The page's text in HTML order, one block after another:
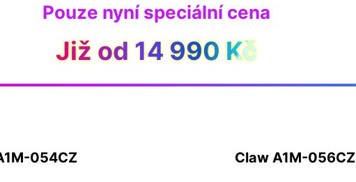
Pouze nyní speciální cena
Již od 14 990 Kč
054CZ Claw A1M-056CZ